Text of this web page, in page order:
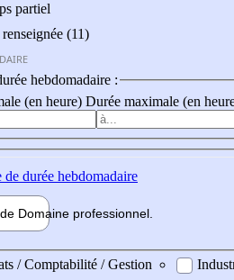
partiel
(11)
hebdomadaire :
(en heure) Durée maximale (en
durée hebdomadaire
Domaine professionnel
/ Comptabilité / Gestion